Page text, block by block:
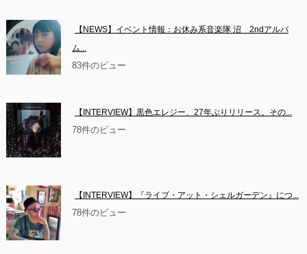
【NEWS】イベント情報：お休み系音楽隊 沼　2ndアルバ
ム...
83件のビュー
【INTERVIEW】黒色エレジー、27年ぶりリリース。その...
78件のビュー
【INTERVIEW】『ライブ・アット・シェルガーデン』につ...
78件のビュー